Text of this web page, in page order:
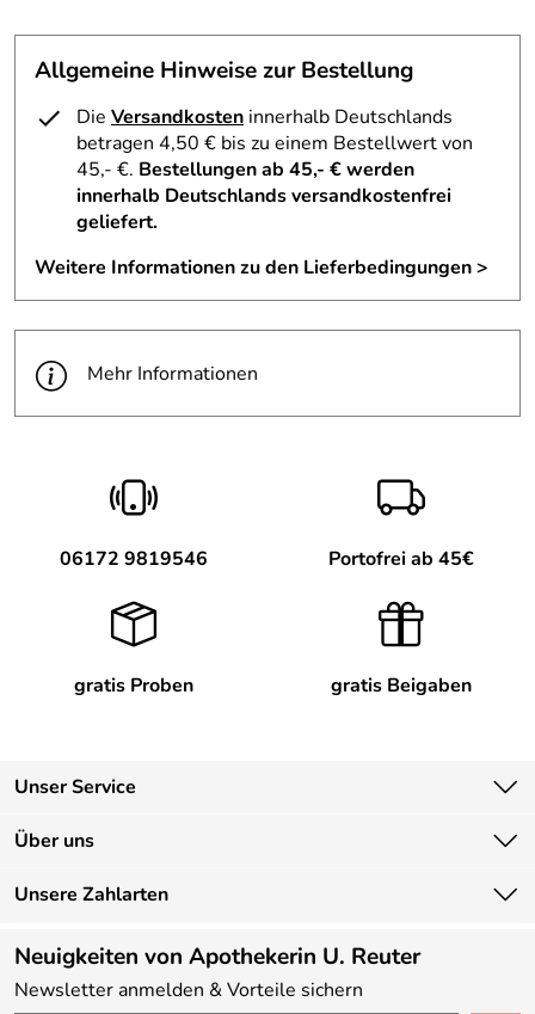
Allgemeine Hinweise zur Bestellung
Die Versandkosten innerhalb Deutschlands
betragen 4,50 € bis zu einem Bestellwert von
45,- €. Bestellungen ab 45,- € werden
innerhalb Deutschlands versandkostenfrei
geliefert.
Weitere Informationen zu den Lieferbedingungen >
Mehr Informationen
06172 9819546 Portofrei ab 45€
gratis Proben gratis Beigaben
Unser Service
Kontakt
Lieferbedingungen
Kundenlogin
Über uns
Unsere Bestseller
Neu
Angebote
Unsere Zahlarten
Neuigkeiten von Apothekerin U. Reuter
Newsletter anmelden & Vorteile sichern